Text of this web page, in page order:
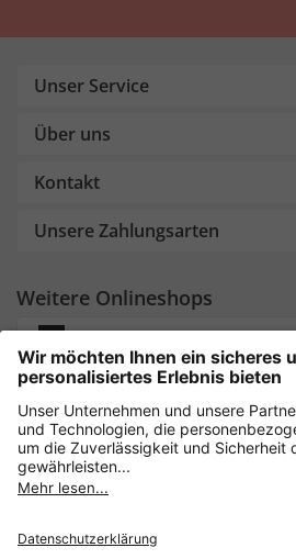
Unser Service
Über uns
Kontakt
Unsere Zahlungsarten
Weitere Onlineshops
Deutschland
Sicher einkaufen mit